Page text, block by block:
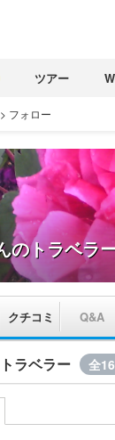
ツアー
> フォロー
のトラベラ
クチコミ Q&A
ラベラー 全